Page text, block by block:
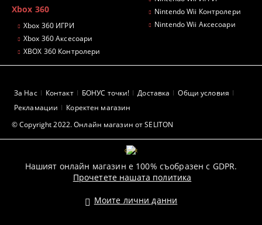
Xbox 360
Xbox 360 ИГРИ
Xbox 360 Аксесоари
XBOX 360 Контролери
Nintendo Wii Контролери
Nintendo Wii Аксесоари
© Copyright 2022. Онлайн магазин от SELITON
За Нас Контакт БОНУС точки! Доставка
Общи условия
Рекламации
Коректен магазин
GDPR
Нашият онлайн магазин е 100% съобразен с GDPR.
Прочетете нашата политика
Моите лични данни